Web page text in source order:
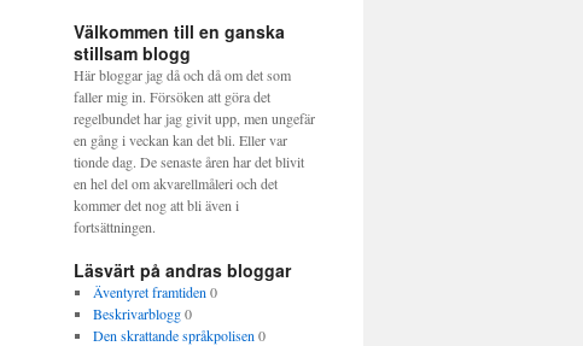
Välkommen till en ganska
stillsam blogg
Här bloggar jag då och då om det som
faller mig in. Försöken att göra det
regelbundet har jag givit upp, men ungefär
en gång i veckan kan det bli. Eller var
tionde dag. De senaste åren har det blivit
en hel del om akvarellmåleri och det
kommer det nog att bli även i
fortsättningen.
Läsvärt på andras bloggar
Äventyret framtiden 0
Beskrivarblogg0
Den skrattande språkpolisen 0